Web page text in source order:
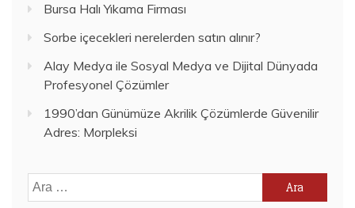
Bursa Halı Yıkama Firması
Sorbe içecekleri nerelerden satın alınır?
Alay Medya ile Sosyal Medya ve Dijital Dünyada
Profesyonel Çözümler
1990’dan Günümüze Akrilik Çözümlerde Güvenilir
Adres: Morpleksi
Arama: